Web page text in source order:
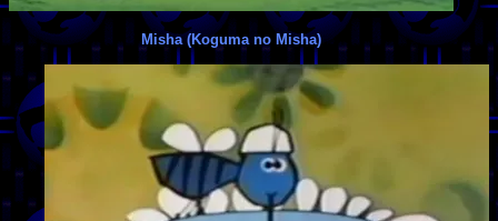
Misha (Koguma no Misha)